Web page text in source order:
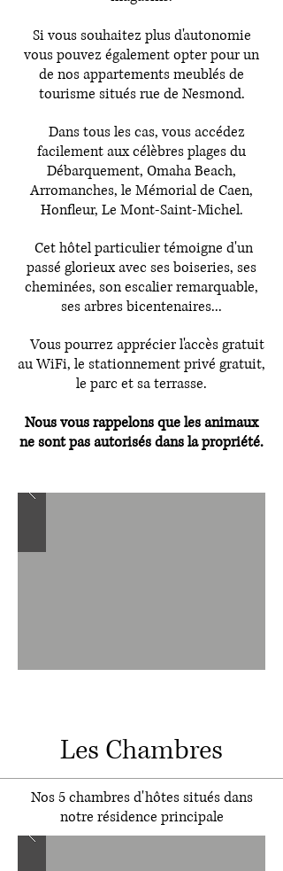
Si vous souhaitez plus d'autonomie
vous pouvez également opter pour un
de nos appartements meublés de
tourisme situés rue de Nesmond.
Dans tous les cas, vous accédez
facilement aux célèbres plages du
Débarquement, Omaha Beach,
Arromanches, le Mémorial de Caen,
Honfleur, Le Mont-Saint-Michel.
Cet hôtel particulier témoigne d'un
passé glorieux avec ses boiseries, ses
cheminées, son escalier remarquable,
ses arbres bicentenaires...
Vous pourrez apprécier l'accès gratuit
au WiFi, le stationnement privé gratuit,
le parc et sa terrasse.
Nous vous rappelons que les animaux
ne sont pas autorisés dans la propriété.
Les Chambres
Nos 5 chambres d'hôtes situés dans
notre résidence principale